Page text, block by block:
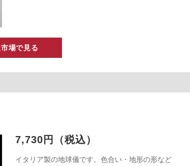
場で見る
7,730円（税込）
イタリア製の地球儀です。色合い・地形の形など